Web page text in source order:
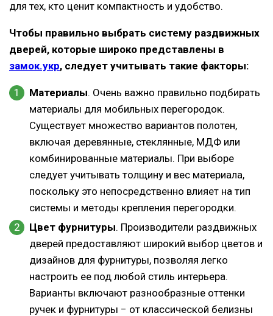
для тех, кто ценит компактность и удобство.
Чтобы правильно выбрать систему раздвижных
дверей, которые широко представлены в
замок.укр, следует учитывать такие факторы:
Материалы. Очень важно правильно подбирать
материалы для мобильных перегородок.
Существует множество вариантов полотен,
включая деревянные, стеклянные, МДФ или
комбинированные материалы. При выборе
следует учитывать толщину и вес материала,
поскольку это непосредственно влияет на тип
системы и методы крепления перегородки.
Цвет фурнитуры. Производители раздвижных
дверей предоставляют широкий выбор цветов и
дизайнов для фурнитуры, позволяя легко
настроить ее под любой стиль интерьера.
Варианты включают разнообразные оттенки
ручек и фурнитуры − от классической белизны